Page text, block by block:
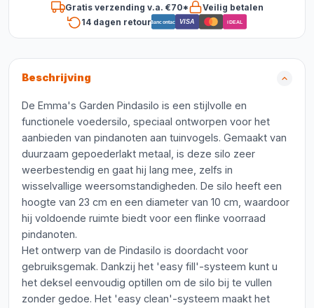
Gratis verzending v.a. €70*
Veilig betalen
14 dagen retourBancontact VISA iDEAL
Beschrijving
De Emma's Garden Pindasilo is een stijlvolle en
functionele voedersilo, speciaal ontworpen voor het
aanbieden van pindanoten aan tuinvogels. Gemaakt van
duurzaam gepoederlakt metaal, is deze silo zeer
weerbestendig en gaat hij lang mee, zelfs in
wisselvallige weersomstandigheden. De silo heeft een
hoogte van 23 cm en een diameter van 10 cm, waardoor
hij voldoende ruimte biedt voor een flinke voorraad
pindanoten.
Het ontwerp van de Pindasilo is doordacht voor
gebruiksgemak. Dankzij het 'easy fill'-systeem kunt u
het deksel eenvoudig optillen om de silo bij te vullen
zonder gedoe. Het 'easy clean'-systeem maakt het